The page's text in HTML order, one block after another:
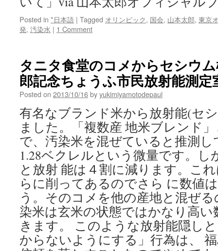
Posted in *日本語 | Tagged オリンピック, 国会, 山本太郎, 東京
発, 汚染水 | 1 Comment
タニタ食堂のコメからセシウ
郎記念ちょうふ市民放射能測定
Posted on 2013/10/16byyukimiyamotodepaul
有名なブランド米から放射能(セ
ました。「複数産 地米ブレンド
で、汚染米を混ぜていると推測
1.28ベクレルという微量です。
と放射 能は４割に減ります。こ
らに削ってあるのでさら に数値
う。そのコメを他の産地と混ぜ
染米は玄米の状態ではかなり高
きます。 このような放射能隠し
からないようにする」行為は、